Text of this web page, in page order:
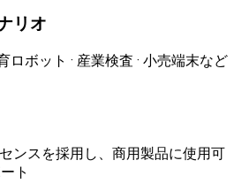
リオ
ロボット · 産業検査 · 小売端末など
ンスを採用し、商用製品に使用可
ト